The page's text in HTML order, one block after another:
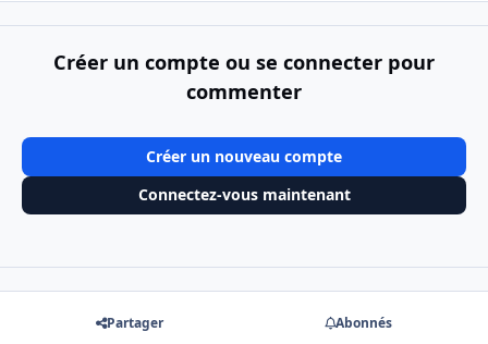
Créer un compte ou se connecter pour
commenter
Créer un nouveau compte
Connectez-vous maintenant
Partager Abonnés